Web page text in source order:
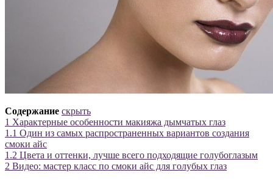
Содержание скрыть
1 Характерные особенности макияжа дымчатых глаз
1.1 Один из самых распространенных вариантов создания
смоки айс
1.2 Цвета и оттенки, лучше всего подходящие голубоглазым
2 Видео: мастер класс по смоки айс для голубых глаз